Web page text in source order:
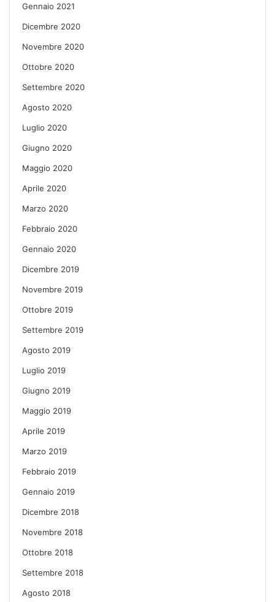
Gennaio 2021
Dicembre 2020
Novembre 2020
Ottobre 2020
Settembre 2020
Agosto 2020
Luglio 2020
Giugno 2020
Maggio 2020
Aprile 2020
Marzo 2020
Febbraio 2020
Gennaio 2020
Dicembre 2019
Novembre 2019
Ottobre 2019
Settembre 2019
Agosto 2019
Luglio 2019
Giugno 2019
Maggio 2019
Aprile 2019
Marzo 2019
Febbraio 2019
Gennaio 2019
Dicembre 2018
Novembre 2018
Ottobre 2018
Settembre 2018
Agosto 2018